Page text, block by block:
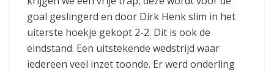
goal geslingerd en door Dirk Henk slim in het
uiterste hoekje gekopt 2-2. Dit is ook de
eindstand. Een uitstekende wedstrijd waar
iedereen veel inzet toonde. Er werd onderling